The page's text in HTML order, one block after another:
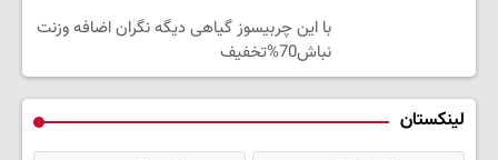
با این چربیسوز گیاهی دیگه نگران اضافه وزنت
نباش70%تخفیف
لینکستان